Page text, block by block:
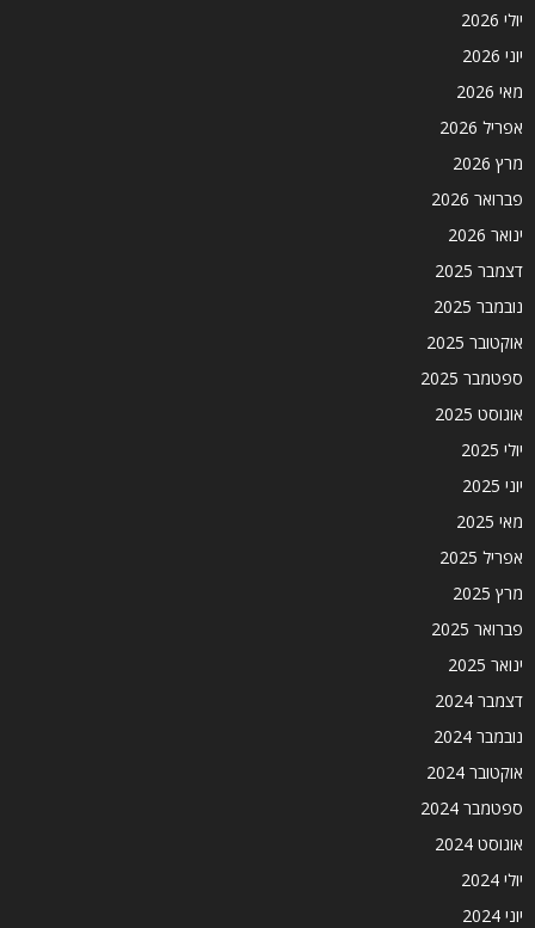
יולי 2026
יוני 2026
מאי 2026
אפריל 2026
מרץ 2026
פברואר 2026
ינואר 2026
דצמבר 2025
נובמבר 2025
אוקטובר 2025
ספטמבר 2025
אוגוסט 2025
יולי 2025
יוני 2025
מאי 2025
אפריל 2025
מרץ 2025
פברואר 2025
ינואר 2025
דצמבר 2024
נובמבר 2024
אוקטובר 2024
ספטמבר 2024
אוגוסט 2024
יולי 2024
יוני 2024